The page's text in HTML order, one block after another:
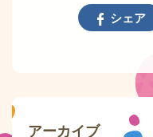
シェア
アーカイブ